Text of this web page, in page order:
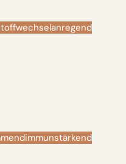
immunstärkend